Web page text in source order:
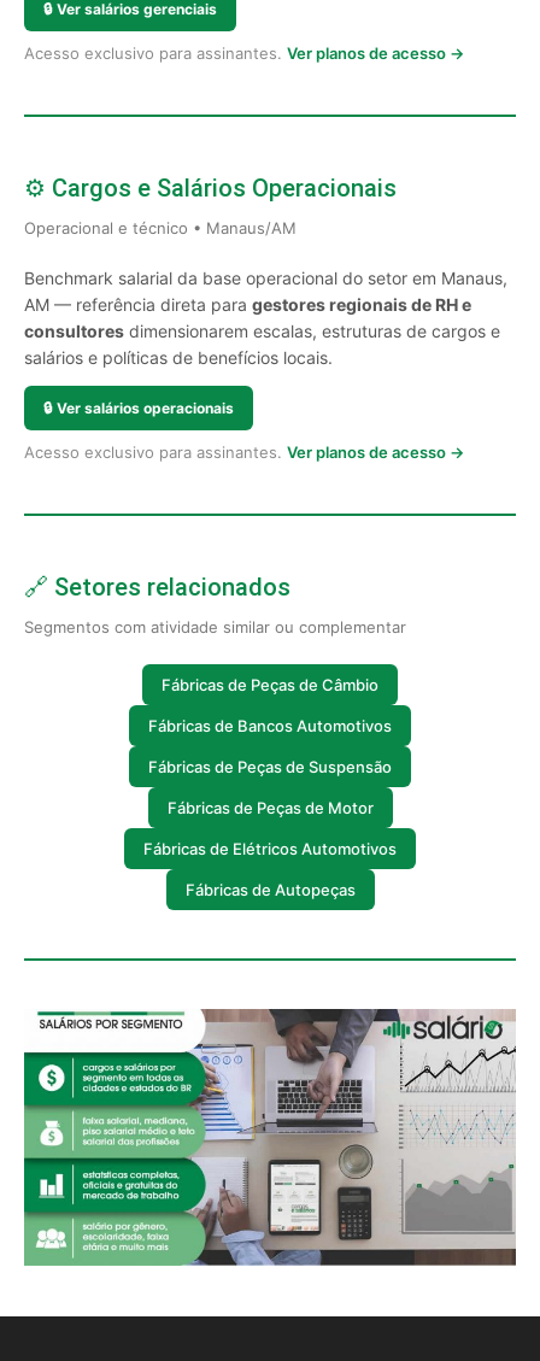
🔒 Ver salários gerenciais
Acesso exclusivo para assinantes. Ver planos de acesso →
⚙️ Cargos e Salários Operacionais
Operacional e técnico • Manaus/AM
Benchmark salarial da base operacional do setor em Manaus,
AM — referência direta para gestores regionais de RH e
consultores dimensionarem escalas, estruturas de cargos e
salários e políticas de benefícios locais.
🔒 Ver salários operacionais
Acesso exclusivo para assinantes. Ver planos de acesso →
🔗 Setores relacionados
Segmentos com atividade similar ou complementar
Fábricas de Peças de Câmbio
Fábricas de Bancos Automotivos
Fábricas de Peças de Suspensão
Fábricas de Peças de Motor
Fábricas de Elétricos Automotivos
Fábricas de Autopeças